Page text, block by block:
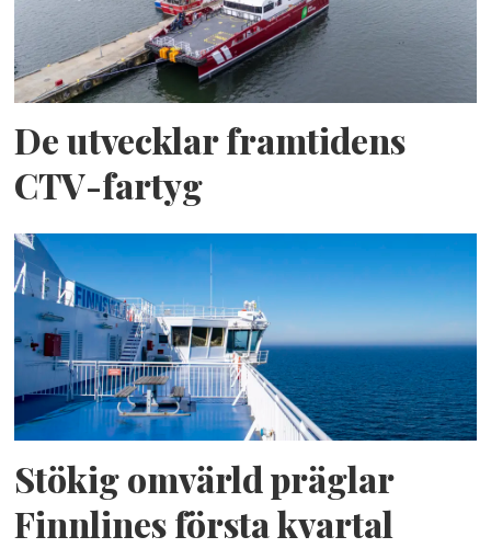
De utvecklar framtidens
CTV-fartyg
Stökig omvärld präglar
Finnlines första kvartal